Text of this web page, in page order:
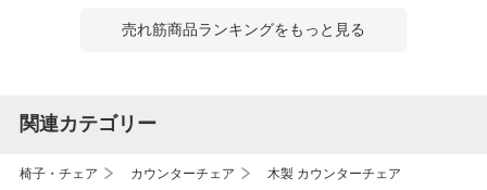
売れ筋商品ランキングをもっと見る
関連カテゴリー
椅子・チェア カウンターチェア 木製 カウンターチェア